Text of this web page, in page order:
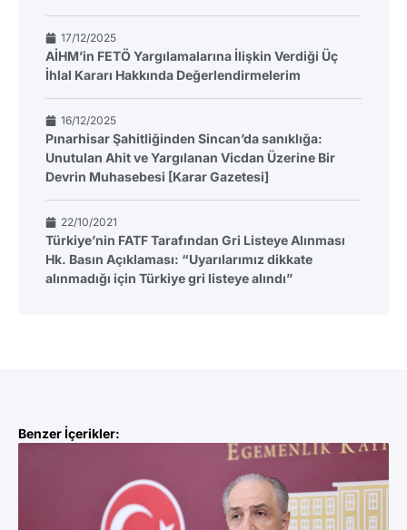
17/12/2025
AİHM’in FETÖ Yargılamalarına İlişkin Verdiği Üç
İhlal Kararı Hakkında Değerlendirmelerim
16/12/2025
Pınarhisar Şahitliğinden Sincan’da sanıklığa:
Unutulan Ahit ve Yargılanan Vicdan Üzerine Bir
Devrin Muhasebesi [Karar Gazetesi]
22/10/2021
Türkiye’nin FATF Tarafından Gri Listeye Alınması
Hk. Basın Açıklaması: “Uyarılarımız dikkate
alınmadığı için Türkiye gri listeye alındı”
Benzer İçerikler: